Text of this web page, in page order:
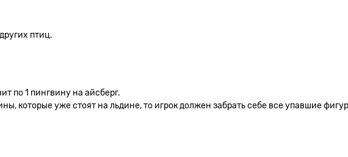
птиц.
по 1 пингвину на айсберг.
которые уже стоят на льдине, то игрок должен забрать себе все упавшие